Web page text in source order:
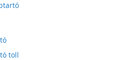
toll